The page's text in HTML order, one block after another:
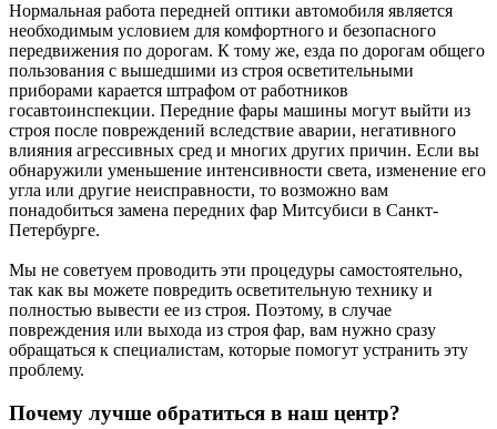
Нормальная работа передней оптики автомобиля является
необходимым условием для комфортного и безопасного
передвижения по дорогам. К тому же, езда по дорогам общего
пользования с вышедшими из строя осветительными
приборами карается штрафом от работников
госавтоинспекции. Передние фары машины могут выйти из
строя после повреждений вследствие аварии, негативного
влияния агрессивных сред и многих других причин. Если вы
обнаружили уменьшение интенсивности света, изменение его
угла или другие неисправности, то возможно вам
понадобиться замена передних фар Митсубиси в Санкт-
Петербурге.
Мы не советуем проводить эти процедуры самостоятельно,
так как вы можете повредить осветительную технику и
полностью вывести ее из строя. Поэтому, в случае
повреждения или выхода из строя фар, вам нужно сразу
обращаться к специалистам, которые помогут устранить эту
проблему.
Почему лучше обратиться в наш центр?